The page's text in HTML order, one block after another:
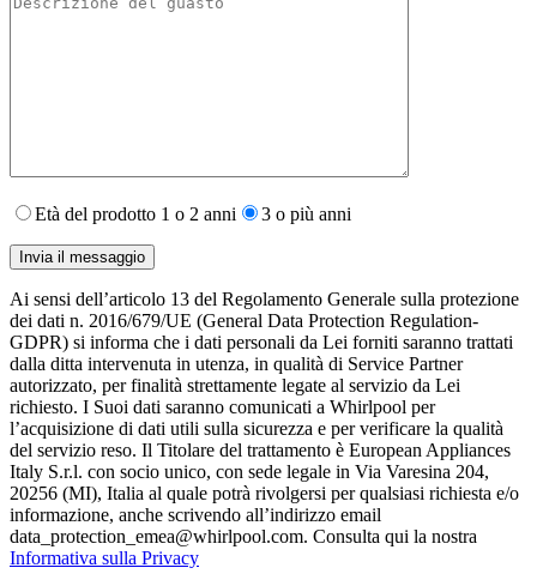
Età del prodotto 1 o 2 anni 3 o più anni
Ai sensi dell’articolo 13 del Regolamento Generale sulla protezione
dei dati n. 2016/679/UE (General Data Protection Regulation-
GDPR) si informa che i dati personali da Lei forniti saranno​ trattati
dalla ditta intervenuta in utenza,​ in qualità di Service Partner
autorizzato, per finalità strettamente legate al servizio da Lei
richiesto. I S​uoi dati saranno comunicati a Whirlpool per
l’acquisizione di dati utili sulla sicurezza e per verificare la qualità
del servizio reso. Il Titolare del trattamento è European Appliances
Italy S.r.l. con socio unico, con sede legale in Via Varesina 204,
20256 (MI), Italia al quale potrà rivolgersi per qualsiasi richiesta e/o
informazione, anche scrivendo all’indirizzo email
data_protection_emea@whirlpool.com. Consulta qui la nostra
Informativa sulla Privacy